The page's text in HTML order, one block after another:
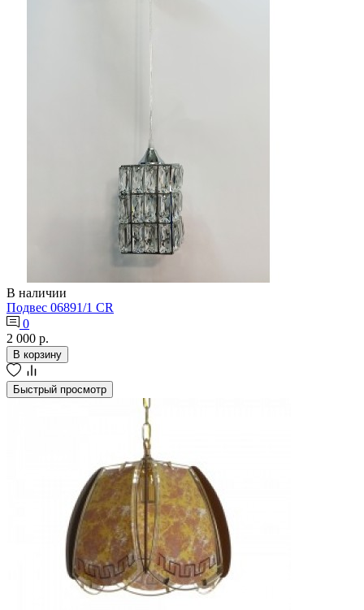
В наличии
Подвес 06891/1 CR
0
2 000 р.
В корзину
Быстрый просмотр